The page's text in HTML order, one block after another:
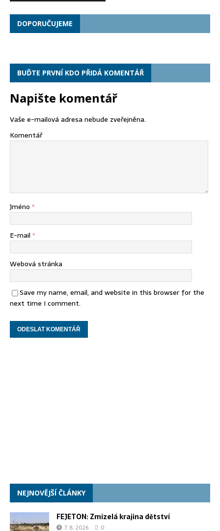
DOPORUČUJEME
BUĎTE PRVNÍ KDO PŘIDÁ KOMENTÁŘ
Napište komentář
Vaše e-mailová adresa nebude zveřejněna.
Komentář
Jméno *
E-mail *
Webová stránka
Save my name, email, and website in this browser for the
next time I comment.
NEJNOVĚJŠÍ ČLÁNKY
FEJETON: Zmizelá krajina dětství
7. 8. 2026 0